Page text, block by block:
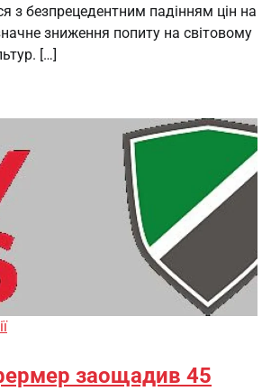
з безпрецедентним падінням цін на
зниження попиту на світовому
[…]
заощадив 45